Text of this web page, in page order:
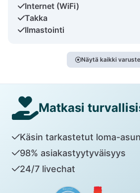
Internet (WiFi)
Takka
Ilmastointi
Näytä kaikki
Matkasi
Käsin tarkastetut loma-
98% asiakastyytyväisyys
24/7 livechat